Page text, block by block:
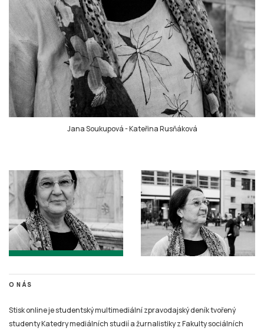
Jana Soukupová-Kateřina Rusňáková
O NÁS
Stisk online je studentský multimediální zpravodajský deník tvořený
studenty Katedry mediálních studií a žurnalistiky z Fakulty sociálních